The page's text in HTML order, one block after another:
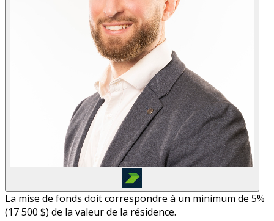
La mise de fonds doit correspondre à un minimum de 5%
(17 500 $) de la valeur de la résidence.